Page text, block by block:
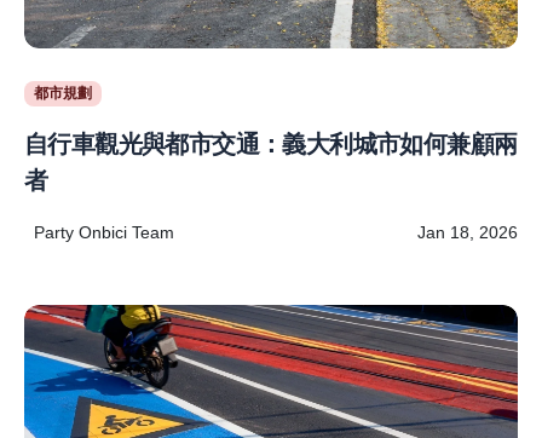
都市規劃
自行車觀光與都市交通：義大利城市如何兼顧兩
者
Party Onbici Team Jan 18, 2026